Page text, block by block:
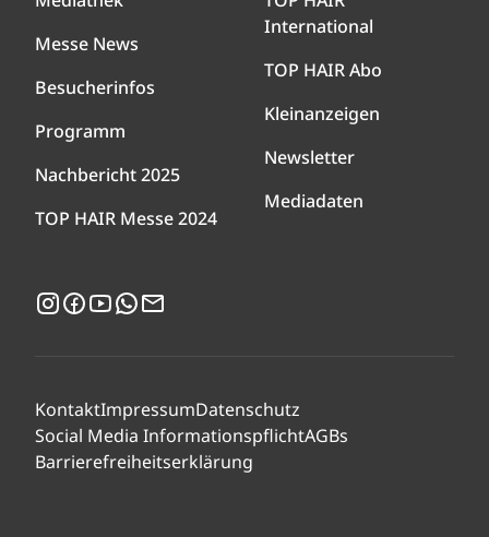
Messe News
Besucherinfos
Programm
Nachbericht 2025
TOP HAIR Messe 2024
International
TOP HAIR Abo
Kleinanzeigen
Newsletter
Mediadaten
Instagram
Facebook
YouTubeWhatsApp
KontaktImpressumDatenschutz
Social Media InformationspflichtAGBs
Barrierefreiheitserklärung